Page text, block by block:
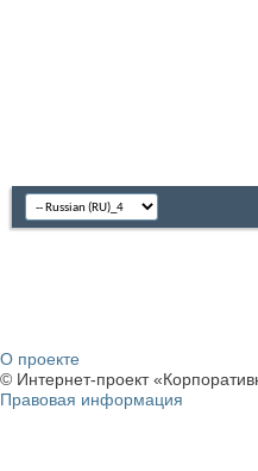
О проекте
© Интернет-проект
Правовая информация